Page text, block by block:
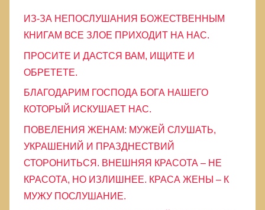
к
и
ИЗ-ЗА НЕПОСЛУШАНИЯ БОЖЕСТВЕННЫМ
КНИГАМ ВСЕ ЗЛОЕ ПРИХОДИТ НА НАС.
ПРОСИТЕ И ДАСТСЯ ВАМ, ИЩИТЕ И
ОБРЕТЕТЕ.
БЛАГОДАРИМ ГОСПОДА БОГА НАШЕГО
КОТОРЫЙ ИСКУШАЕТ НАС.
ПОВЕЛЕНИЯ ЖЕНАМ: МУЖЕЙ СЛУШАТЬ,
УКРАШЕНИЙ И ПРАЗДНЕСТВИЙ
СТОРОНИТЬСЯ. ВНЕШНЯЯ КРАСОТА – НЕ
КРАСОТА, НО ИЗЛИШНЕЕ. КРАСА ЖЕНЫ – К
МУЖУ ПОСЛУШАНИЕ.